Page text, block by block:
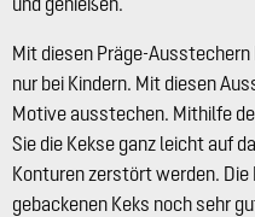
Mit diesen Präge-
nur bei Kindern. Mit diesen
Motive ausstechen. Mithilfe
Sie die Kekse ganz leicht auf
Konturen zerstört werden. Die
gebackenen Keks noch sehr